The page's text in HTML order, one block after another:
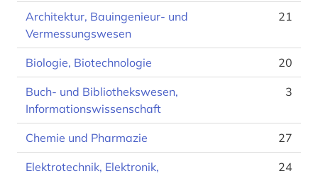
Architektur, Bauingenieur- und
Vermessungswesen
21
Biologie, Biotechnologie 20
Buch- und Bibliothekswesen,
Informationswissenschaft
3
Chemie und Pharmazie 27
Elektrotechnik, Elektronik,
24